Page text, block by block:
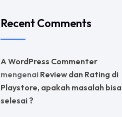
Recent Comments
A WordPress Commenter
mengenai Review dan Rating di
Playstore, apakah masalah bisa
selesai ?